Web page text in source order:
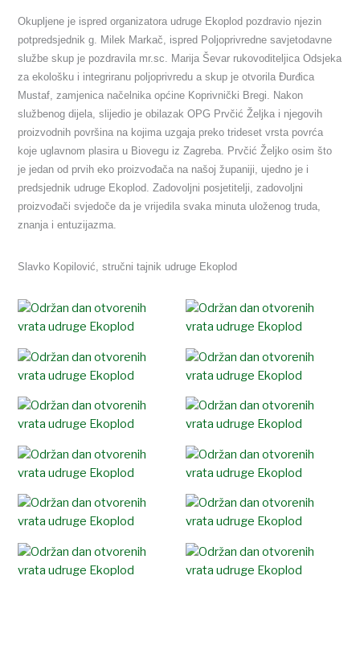
Okupljene je ispred organizatora udruge Ekoplod pozdravio njezin
potpredsjednik g. Milek Markač, ispred Poljoprivredne savjetodavne
službe skup je pozdravila mr.sc. Marija Ševar rukovoditeljica Odsjeka
za ekološku i integriranu poljoprivredu a skup je otvorila Đurđica
Mustaf, zamjenica načelnika općine Koprivnički Bregi.
Nakon
službenog dijela, slijedio je obilazak OPG Prvčić Željka i njegovih
proizvodnih površina na kojima uzgaja preko trideset vrsta povrća
koje uglavnom plasira u Biovegu iz Zagreba. Prvčić Željko osim što
je jedan od prvih eko proizvođača na našoj županiji, ujedno je i
predsjednik udruge Ekoplod.Zadovoljni posjetitelji, zadovoljni
proizvođači svjedoče da je vrijedila svaka minuta uloženog truda,
znanja i entuzijazma.
Slavko Kopilović, stručni tajnik udruge Ekoplod